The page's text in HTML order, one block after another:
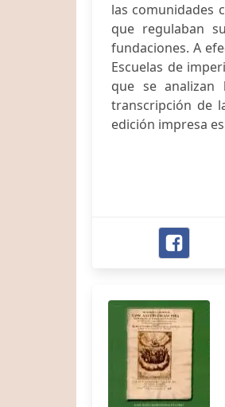
las comunidades
que regulaban
fundaciones. A
Escuelas de
que se analizan
transcripción de
edición impresa